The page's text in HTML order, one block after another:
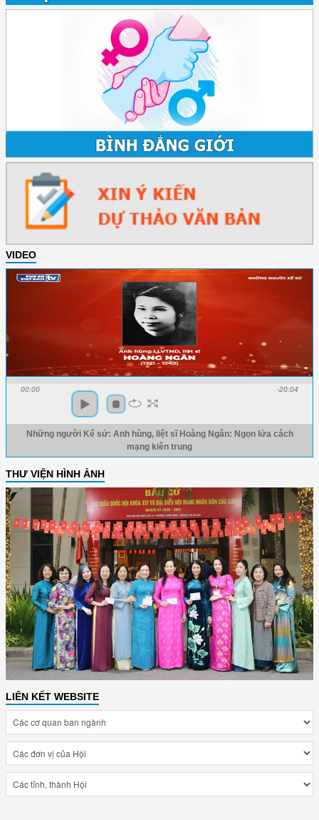
VIDEO
00:00 -20:04
Những người Kể sử: Anh hùng, liệt sĩ Hoàng Ngân: Ngọn lửa cách
mạng kiên trung
THƯ VIỆN HÌNH ẢNH
LIÊN KẾT WEBSITE